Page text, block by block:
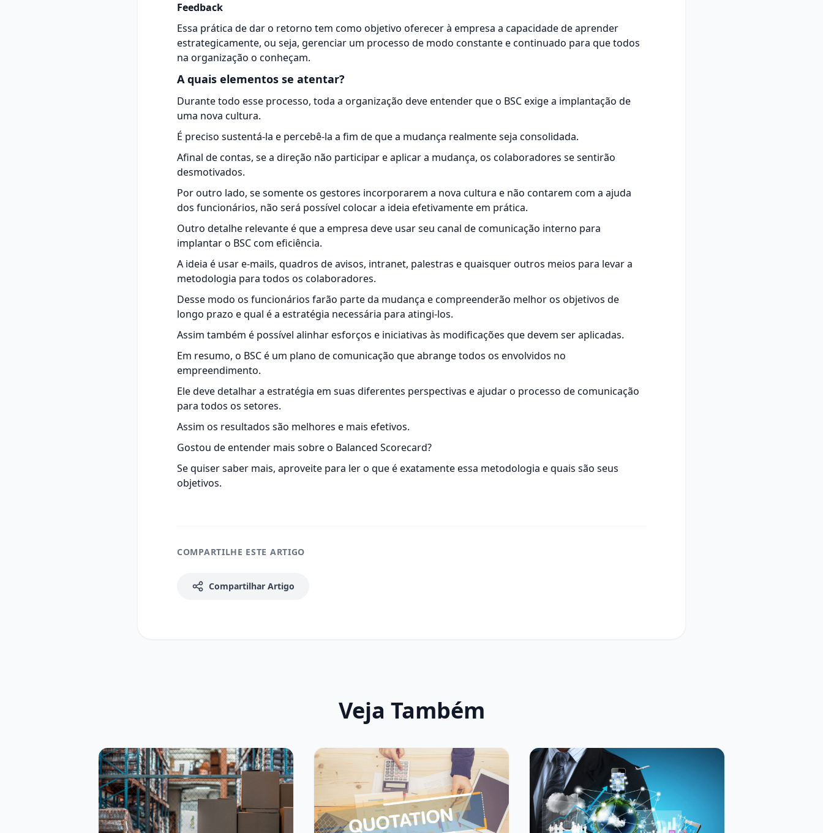
Feedback
Essa prática de dar o retorno tem como objetivo oferecer à empresa a capacidade de aprender
estrategicamente, ou seja, gerenciar um processo de modo constante e continuado para que todos
na organização o conheçam.
A quais elementos se atentar?
Durante todo esse processo, toda a organização deve entender que o BSC exige a implantação de
uma nova cultura.
É preciso sustentá-la e percebê-la a fim de que a mudança realmente seja consolidada.
Afinal de contas, se a direção não participar e aplicar a mudança, os colaboradores se sentirão
desmotivados.
Por outro lado, se somente os gestores incorporarem a nova cultura e não contarem com a ajuda
dos funcionários, não será possível colocar a ideia efetivamente em prática.
Outro detalhe relevante é que a empresa deve usar seu canal de comunicação interno para
implantar o BSC com eficiência.
A ideia é usar e-mails, quadros de avisos, intranet, palestras e quaisquer outros meios para levar a
metodologia para todos os colaboradores.
Desse modo os funcionários farão parte da mudança e compreenderão melhor os objetivos de
longo prazo e qual é a estratégia necessária para atingi-los.
Assim também é possível alinhar esforços e iniciativas às modificações que devem ser aplicadas.
Em resumo, o BSC é um plano de comunicação que abrange todos os envolvidos no
empreendimento.
Ele deve detalhar a estratégia em suas diferentes perspectivas e ajudar o processo de comunicação
para todos os setores.
Assim os resultados são melhores e mais efetivos.
Gostou de entender mais sobre o Balanced Scorecard?
Se quiser saber mais, aproveite para lero que é exatamente essa metodologia e quais são seus
objetivos.
COMPARTILHE ESTE ARTIGO
Compartilhar Artigo
Veja Também